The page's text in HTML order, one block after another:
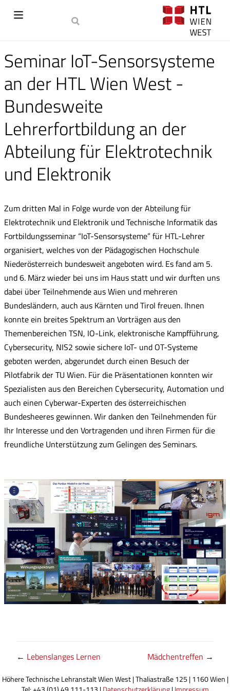
Seminar IoT-Sensorsysteme
an der HTL Wien West -
Bundesweite
Lehrerfortbildung an der
Abteilung für Elektrotechnik
und Elektronik
Zum dritten Mal in Folge wurde von der Abteilung für
Elektrotechnik und Elektronik und Technische Informatik das
Fortbildungsseminar “IoT-Sensorsysteme” für HTL-Lehrer
organisiert, welches von der Pädagogischen Hochschule
Niederösterreich bundesweit angeboten wird. Es fand am 5.
und 6. März wieder bei uns im Haus statt und wir durften uns
dabei über Teilnehmende aus Wien und mehreren
Bundesländern, auch aus Kärnten und Tirol freuen. Ihnen
konnte ein breites Spektrum an Vorträgen aus den
Themenbereichen TSN, IO-Link, elektronische Kampfführung,
Cybersecurity, NIS2 sowie sichere IoT- und OT-Systeme
geboten werden, abgerundet durch einen Besuch der
Pilotfabrik der TU Wien. Für die Präsentationen konnten wir
Spezialisten aus den Bereichen Cybersecurity, Automation und
auch einen Cyberwar-Experten des österreichischen
Bundesheeres gewinnen. Wir danken den Teilnehmenden für
Ihr Interesse und den Vortragenden und ihren Firmen für die
freundliche Unterstützung zum Gelingen des Seminars.
← Lebenslanges Lernen Mädchentreffen →
Höhere Technische Lehranstalt Wien West | Thaliastraße 125 | 1160 Wien |